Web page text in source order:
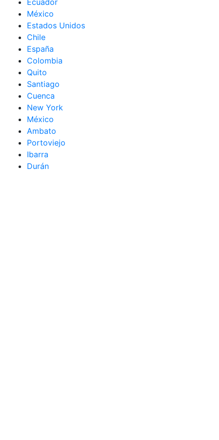
Ecuador
México
Estados Unidos
Chile
España
Colombia
Quito
Santiago
Cuenca
New York
México
Ambato
Portoviejo
Ibarra
Durán